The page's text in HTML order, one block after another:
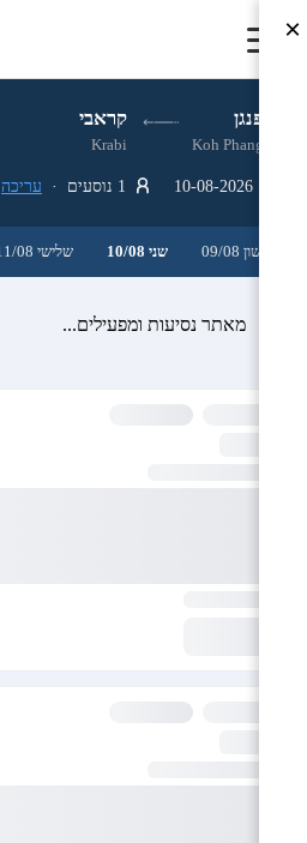
קופנגן קראבי
Koh Phangan
Krabi
עריכה
ראשון 09/08 שני 10/08 שלישי 11/08
מאתר נסיעות ומפעילים...
×